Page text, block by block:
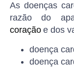
As doenças
razão do
coração e dos
doença
doença